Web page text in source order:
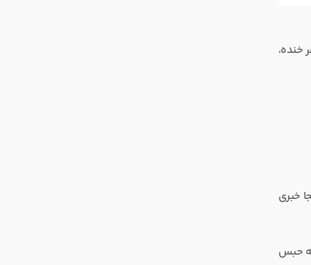
خنده،
خبری
حبس